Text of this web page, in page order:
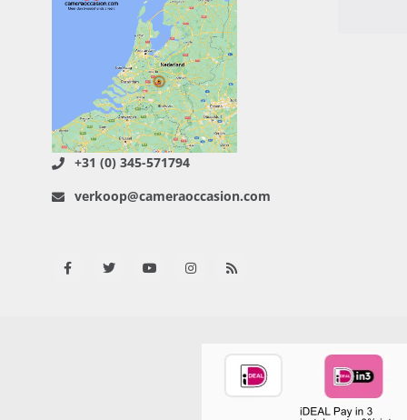
+31 (0) 345-571794
verkoop@cameraoccasion.com